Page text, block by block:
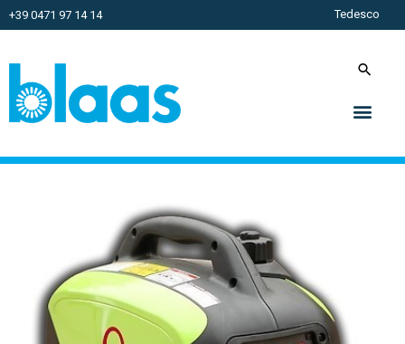
+39 0471 97 14 14 Tedesco